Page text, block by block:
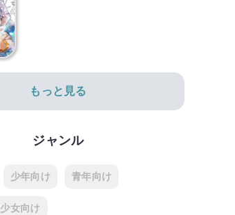
もっと見る
ジャンル
少年向け 青年向け
少女向け